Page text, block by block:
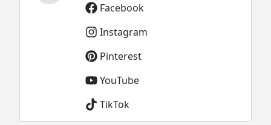
Facebook
Instagram
Pinterest
YouTube
TikTok